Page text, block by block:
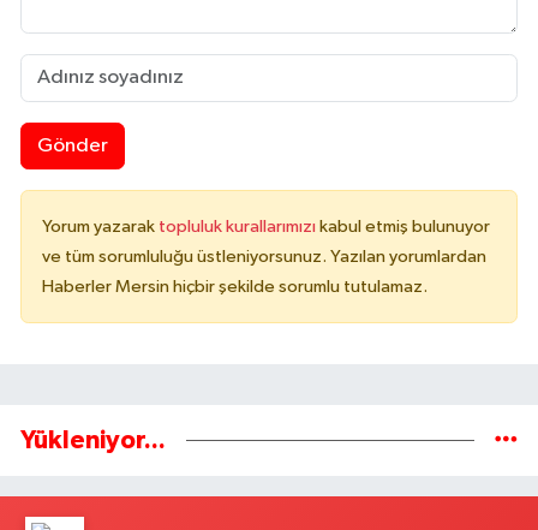
Gönder
Yorum yazarak topluluk kurallarımızı kabul etmiş bulunuyor
ve tüm sorumluluğu üstleniyorsunuz. Yazılan yorumlardan
Haberler Mersin hiçbir şekilde sorumlu tutulamaz.
Yükleniyor...